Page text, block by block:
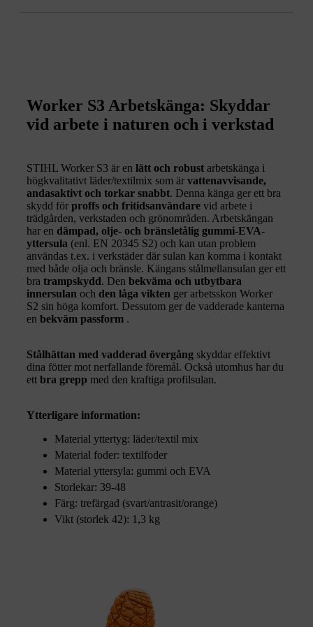
Worker S3 Arbetskänga: Skyddar
vid arbete i naturen och i verkstad
STIHL Worker S3 är en lätt och robust arbetskänga i
högkvalitativt läder/textilmix som är vattenavvisande,
andasaktivt och torkar snabbt. Denna känga ger ett bra
skydd för proffs och fritidsanvändare vid arbete i
trädgården, verkstaden och grönområden. Arbetskängan
har en dämpad, olje- och bränsletålig gummi-EVA-
yttersula (enl. EN 20345 S2) och kan utan problem
användas t.ex. i verkstäder där sulan kan komma i kontakt
med både olja och bränsle. Kängans stålmellansulan ger ett
bra trampskydd. Den bekväma och utbytbara
innersulan och den låga vikten ger arbetsskon Worker
S2 sin höga komfort. Dessutom ger de vadderade kanterna
en bekväm passform .
Stålhättan med vadderad övergång skyddar effektivt
dina fötter mot nerfallande föremål. Också utomhus har du
ett bra grepp med den kraftiga profilsulan.
Ytterligare information:
Material yttertyg: läder/textil mix
Material foder: textilfoder
Material yttersyla: gummi och EVA
Storlekar: 39-48
Färg: trefärgad (svart/antrasit/orange)
Vikt (storlek 42): 1,3 kg